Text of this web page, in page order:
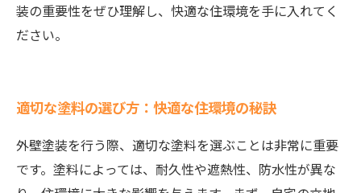
装の重要性をぜひ理解し、快適な住環境を手に入れてく
ださい。
適切な塗料の選び方：快適な住環境の秘訣
外壁塗装を行う際、適切な塗料を選ぶことは非常に重要
です。塗料によっては、耐久性や遮熱性、防水性が異な